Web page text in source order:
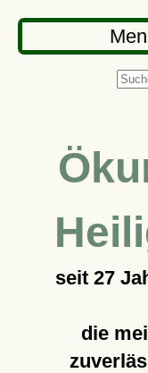
seit 27
die